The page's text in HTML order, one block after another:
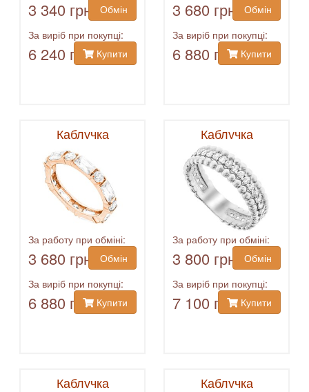
3 340 грн
Обмін
За виріб при покупці:
6 240 грн Купити
3 680 грн
Обмін
За виріб при покупці:
6 880 грн Купити
Каблучка
За работу при обміні:
3 680 грн
Обмін
За виріб при покупці:
6 880 грн Купити
Каблучка
За работу при обміні:
3 800 грн
Обмін
За виріб при покупці:
7 100 грн Купити
Каблучка Каблучка